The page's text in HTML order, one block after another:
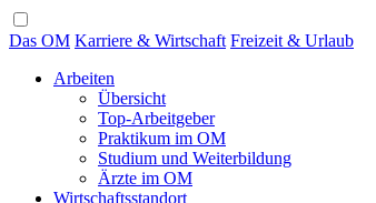
Das OM Karriere & Wirtschaft Freizeit & Urlaub
Arbeiten
Übersicht
Top-Arbeitgeber
Praktikum im OM
Studium und Weiterbildung
Ärzte im OM
Wirtschaftsstandort